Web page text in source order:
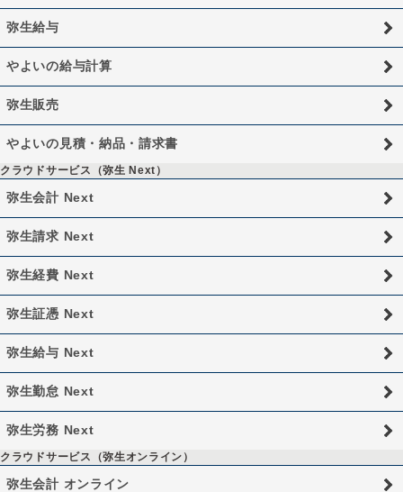
弥生給与
やよいの給与計算
弥生販売
やよいの見積・納品・請求書
クラウドサービス（弥生 Next）
弥生会計 Next
弥生請求 Next
弥生経費 Next
弥生証憑 Next
弥生給与 Next
弥生勤怠 Next
弥生労務 Next
クラウドサービス（弥生オンライン）
弥生会計 オンライン